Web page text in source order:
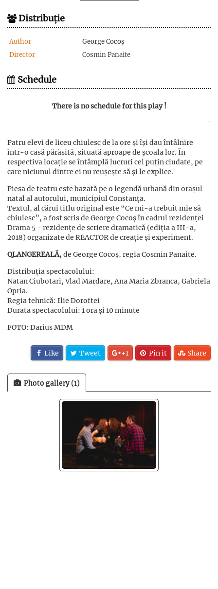
Distribuție
Author
George Cocoș
Director
Cosmin Panaite
Schedule
There is no schedule for this play !
Patru elevi de liceu chiulesc de la ore și își dau întâlnire
într-o casă părăsită, situată aproape de școala lor. În
respectiva locație se întâmplă lucruri cel puțin ciudate, pe
care niciunul dintre ei nu reușește să și le explice.
Piesa de teatru este bazată pe o legendă urbană din orașul
natal al autorului, municipiul Constanța.
Textul, al cărui titlu original este “Ce mi-a trebuit mie să
chiulesc”, a fost scris de George Cocoș în cadrul rezidenței
Drama 5 - rezidențe de scriere dramatică (ediția a III-a,
2018) organizate de REACTOR de creație și experiment.
QLANGEREALĂ, de George Cocoș, regia Cosmin Panaite.
Distribuția spectacolului:
Natan Ciubotari, Vlad Mardare, Ana Maria Zbranca, Gabriela
Opria.
Regia tehnică: Ilie Doroftei
Durata spectacolului: 1 ora și 10 minute
FOTO: Darius MDM
Like Tweet +1 Pin it Share
Photo gallery (1)